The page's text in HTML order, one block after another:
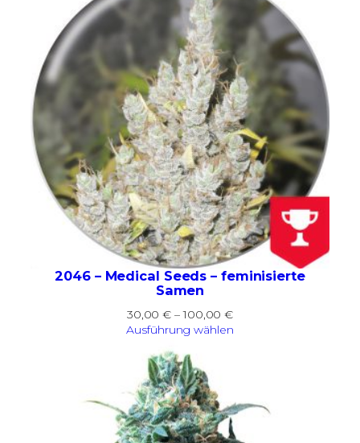
2046 – Medical Seeds – feminisierte
Samen
30,00€ –100,00€Preisspanne:
30,00 €
Ausführung wählen